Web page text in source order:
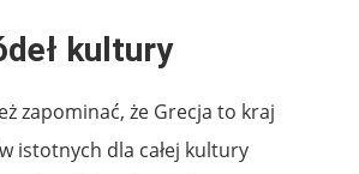
kultury
zapominać, że Grecja to kraj
istotnych dla całej kultury